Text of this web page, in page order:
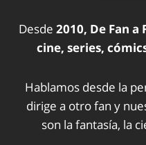
Desde 2010, De Fan a
cine, series,
Hablamos desde la
dirige a otro fan y
son la fantasía, la